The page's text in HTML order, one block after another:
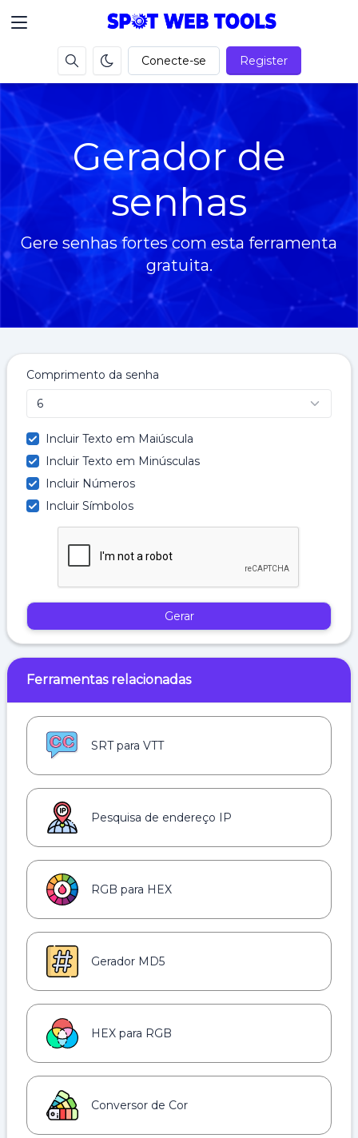
Conecte-se Register
Gerador de
senhas
Gere senhas fortes com esta ferramenta
gratuita.
Comprimento da senha
Incluir Texto em Maiúscula
Incluir Texto em Minúsculas
Incluir Números
Incluir Símbolos
Gerar
Ferramentas relacionadas
SRT para VTT
Pesquisa de endereço IP
RGB para HEX
Gerador MD5
HEX para RGB
Conversor de Cor